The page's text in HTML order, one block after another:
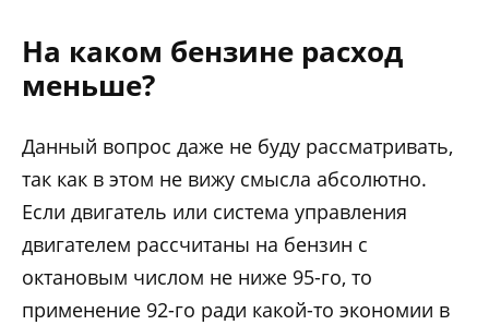
На каком бензине расход
меньше?
Данный вопрос даже не буду рассматривать,
так как в этом не вижу смысла абсолютно.
Если двигатель или система управления
двигателем рассчитаны на бензин с
октановым числом не ниже 95-го, то
применение 92-го ради какой-то экономии в